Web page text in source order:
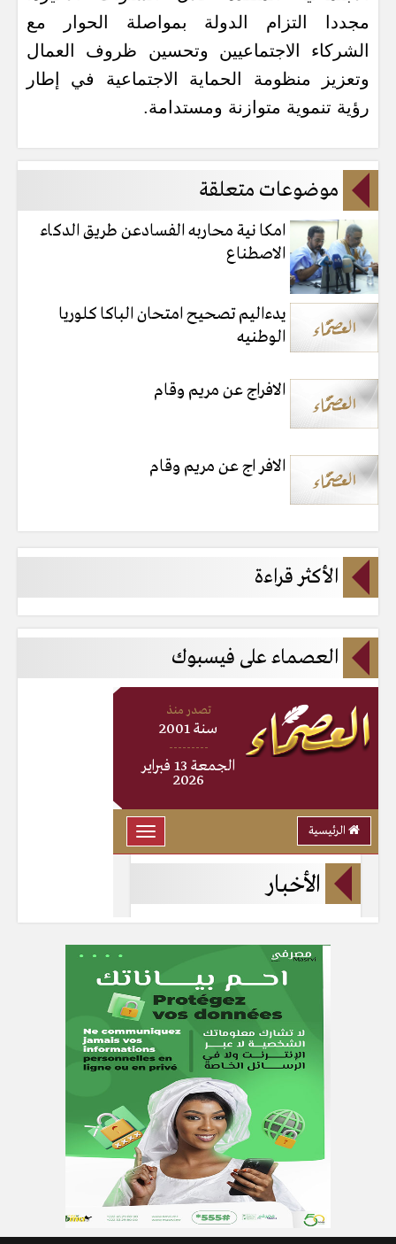
مجددا التزام الدولة بمواصلة الحوار مع
الشركاء الاجتماعيين وتحسين ظروف العمال
وتعزيز منظومة الحماية الاجتماعية في إطار
رؤية تنموية متوازنة ومستدامة.
موضوعات متعلقة
امكا نية محاربه الفسادعن طريق الدكاء
الاصطناع
يدءاليم تصحيح امتحان الباكا كلوريا
الوطنيه
الافراج عن مريم وقام
الافر اج عن مريم وقام
الأكثر قراءة
العصماء على فيسبوك